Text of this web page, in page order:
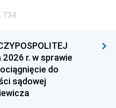
734
2026 r. w sprawie
do
sądowej